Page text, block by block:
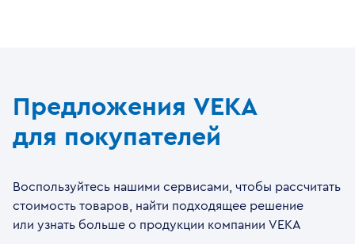
Предложения VEKA
для покупателей
Воспользуйтесь нашими сервисами, чтобы рассчитать
стоимость товаров, найти подходящее решение
или узнать больше о продукции компании VEKA